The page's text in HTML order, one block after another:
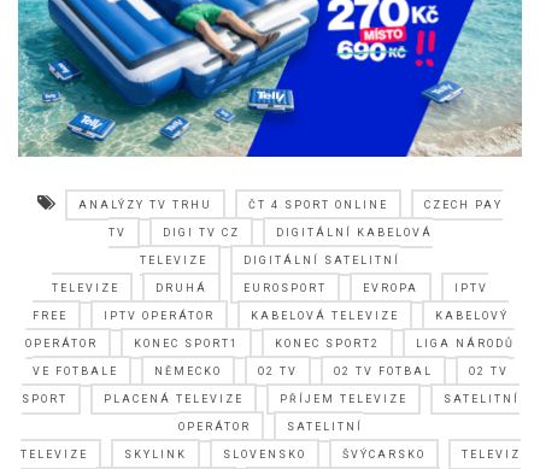
ANALÝZY TV TRHU ČT 4 SPORT ONLINE CZECH PAY
TV DIGI TV CZ DIGITÁLNÍ KABELOVÁ
TELEVIZE DIGITÁLNÍ SATELITNÍ
TELEVIZE DRUHÁ EUROSPORT EVROPA IPTV
FREE IPTV OPERÁTOR KABELOVÁ TELEVIZE KABELOVÝ
OPERÁTOR KONEC SPORT1 KONEC SPORT2 LIGA NÁRODŮ
VE FOTBALE NĚMECKO O2 TV O2 TV FOTBAL O2 TV
SPORT PLACENÁ TELEVIZE PŘÍJEM TELEVIZE SATELITNÍ
OPERÁTOR SATELITNÍ
TELEVIZE SKYLINK SLOVENSKO ŠVÝCARSKO TELEVIZ